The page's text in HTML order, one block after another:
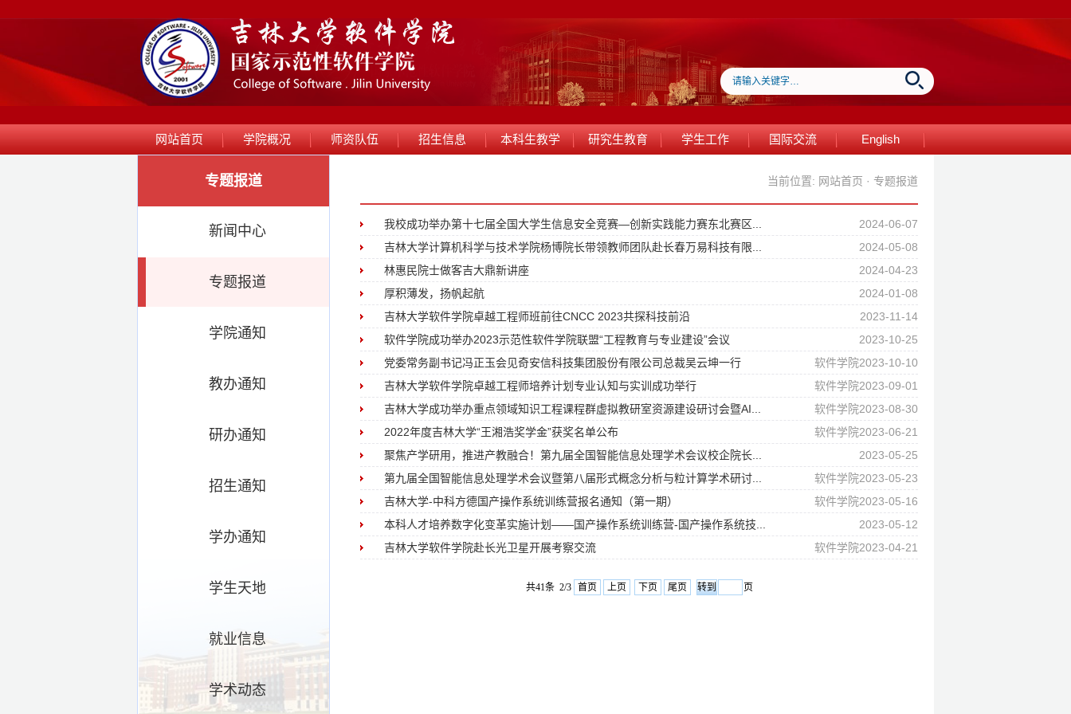
网站首页 学院概况 师资队伍 招生信息 本科生教学 研究生教育 学生工作 国际交流 English
专题报道
新闻中心
专题报道
学院通知
教办通知
研办通知
招生通知
学办通知
学生天地
就业信息
学术动态
当前位置: 网站首页 · 专题报道
2024-06-07
我校成功举办第十七届全国大学生信息安全竞赛—创新实践能力赛东北赛区...
2024-05-08
吉林大学计算机科学与技术学院杨博院长带领教师团队赴长春万易科技有限...
2024-04-23
林惠民院士做客吉大鼎新讲座
2024-01-08
厚积薄发，扬帆起航
2023-11-14
吉林大学软件学院卓越工程师班前往CNCC 2023共探科技前沿
2023-10-25
软件学院成功举办2023示范性软件学院联盟“工程教育与专业建设”会议
软件学院2023-10-10
党委常务副书记冯正玉会见奇安信科技集团股份有限公司总裁吴云坤一行
软件学院2023-09-01
吉林大学软件学院卓越工程师培养计划专业认知与实训成功举行
软件学院2023-08-30
吉林大学成功举办重点领域知识工程课程群虚拟教研室资源建设研讨会暨AI...
软件学院2023-06-21
2022年度吉林大学“王湘浩奖学金”获奖名单公布
2023-05-25
聚焦产学研用，推进产教融合！第九届全国智能信息处理学术会议校企院长...
软件学院2023-05-23
第九届全国智能信息处理学术会议暨第八届形式概念分析与粒计算学术研讨...
软件学院2023-05-16
吉林大学-中科方德国产操作系统训练营报名通知（第一期）
2023-05-12
本科人才培养数字化变革实施计划——国产操作系统训练营-国产操作系统技...
软件学院2023-04-21
吉林大学软件学院赴长光卫星开展考察交流
共41条 2/3 首页 上页 下页 尾页 页